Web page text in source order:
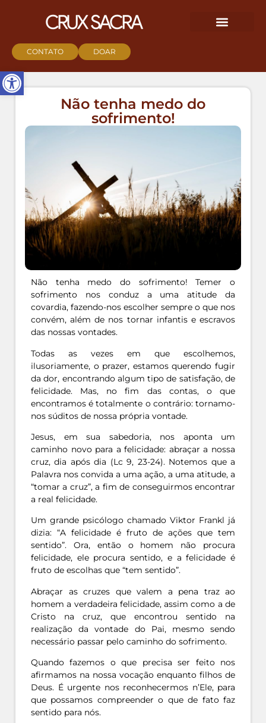
Abrir a barra de ferramentas
CONTATO DOAR
Não tenha medo do
sofrimento!
Não tenha medo do sofrimento! Temer o
sofrimento nos conduz a uma atitude da
covardia, fazendo-nos escolher sempre o que nos
convém, além de nos tornar infantis e escravos
das nossas vontades.
Todas as vezes em que escolhemos,
ilusoriamente, o prazer, estamos querendo fugir
da dor, encontrando algum tipo de satisfação, de
felicidade. Mas, no fim das contas, o que
encontramos é totalmente o contrário: tornamo-
nos súditos de nossa própria vontade.
Jesus, em sua sabedoria, nos aponta um
caminho novo para a felicidade: abraçar a nossa
cruz, dia após dia (Lc 9, 23-24). Notemos que a
Palavra nos convida a uma ação, a uma atitude, a
“tomar a cruz”, a fim de conseguirmos encontrar
a real felicidade.
Um grande psicólogo chamado Viktor Frankl já
dizia: “A felicidade é fruto de ações que tem
sentido”. Ora, então o homem não procura
felicidade, ele procura sentido, e a felicidade é
fruto de escolhas que “tem sentido”.
Abraçar as cruzes que valem a pena traz ao
homem a verdadeira felicidade, assim como a de
Cristo na cruz, que encontrou sentido na
realização da vontade do Pai, mesmo sendo
necessário passar pelo caminho do sofrimento.
Quando fazemos o que precisa ser feito nos
afirmamos na nossa vocação enquanto filhos de
Deus. É urgente nos reconhecermos n’Ele, para
que possamos compreender o que de fato faz
sentido para nós.